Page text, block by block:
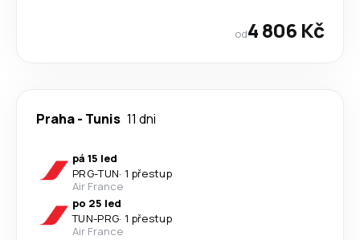
od4 806 Kč
Praha- Tunis 11 dni
pá 15 led
PRG-TUN· 1 přestup
Air France
po 25 led
TUN-PRG· 1 přestup
Air France